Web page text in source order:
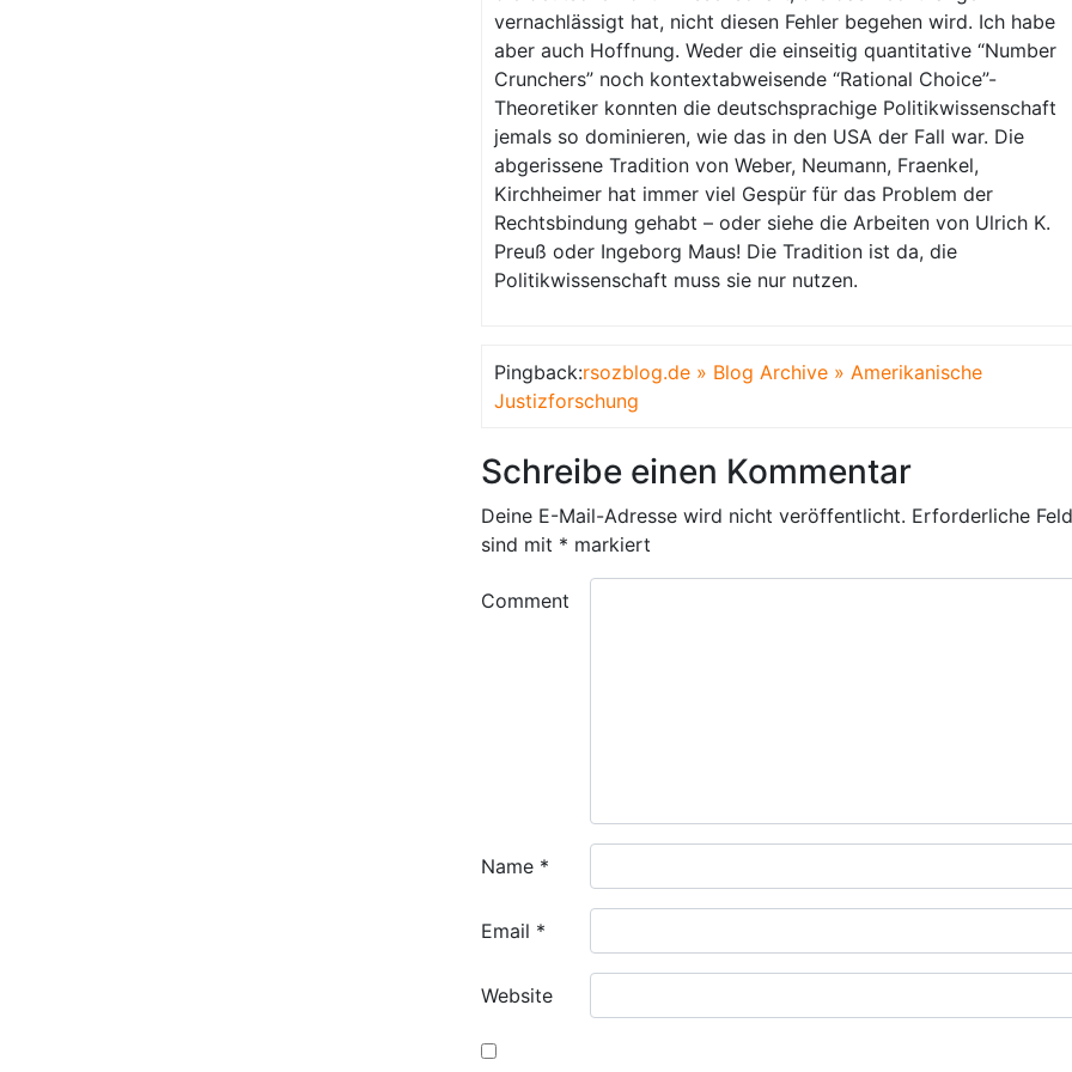
vernachlässigt hat, nicht diesen Fehler begehen wird. Ich habe
aber auch Hoffnung. Weder die einseitig quantitative “Number
Crunchers” noch kontextabweisende “Rational Choice”-
Theoretiker konnten die deutschsprachige Politikwissenschaft
jemals so dominieren, wie das in den USA der Fall war. Die
abgerissene Tradition von Weber, Neumann, Fraenkel,
Kirchheimer hat immer viel Gespür für das Problem der
Rechtsbindung gehabt – oder siehe die Arbeiten von Ulrich K.
Preuß oder Ingeborg Maus! Die Tradition ist da, die
Politikwissenschaft muss sie nur nutzen.
Pingback:rsozblog.de » Blog Archive » Amerikanische
Justizforschung
Schreibe einen Kommentar
Deine E-Mail-Adresse wird nicht veröffentlicht. Erforderliche
sind mit * markiert
Comment
Name *
Email *
Website